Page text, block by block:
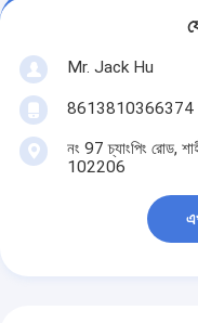
Mr. Jack Hu
8613810366374
নং 97 চ্যাংপিং রোড,
102206